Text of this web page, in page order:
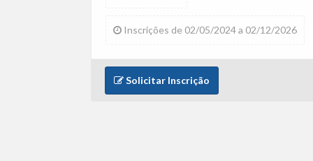
Inscrições de 02/05/2024 a 02/12/2026
Solicitar Inscrição